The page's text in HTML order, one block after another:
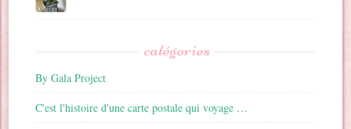
catégories
By Gala Project
C'est l'histoire d'une carte postale qui voyage …